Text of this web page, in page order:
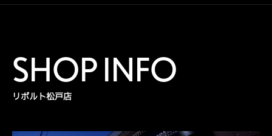
SHOP INFO
リボルト松戸店